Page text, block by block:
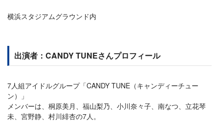
横浜スタジアムグラウンド内
出演者：CANDY TUNEさんプロフィール
7人組アイドルグループ「CANDY TUNE（キャンディーチュー
ン）」
メンバーは、桐原美月、福山梨乃、小川奈々子、南なつ、立花琴
未、宮野静、村川緋杏の7人。